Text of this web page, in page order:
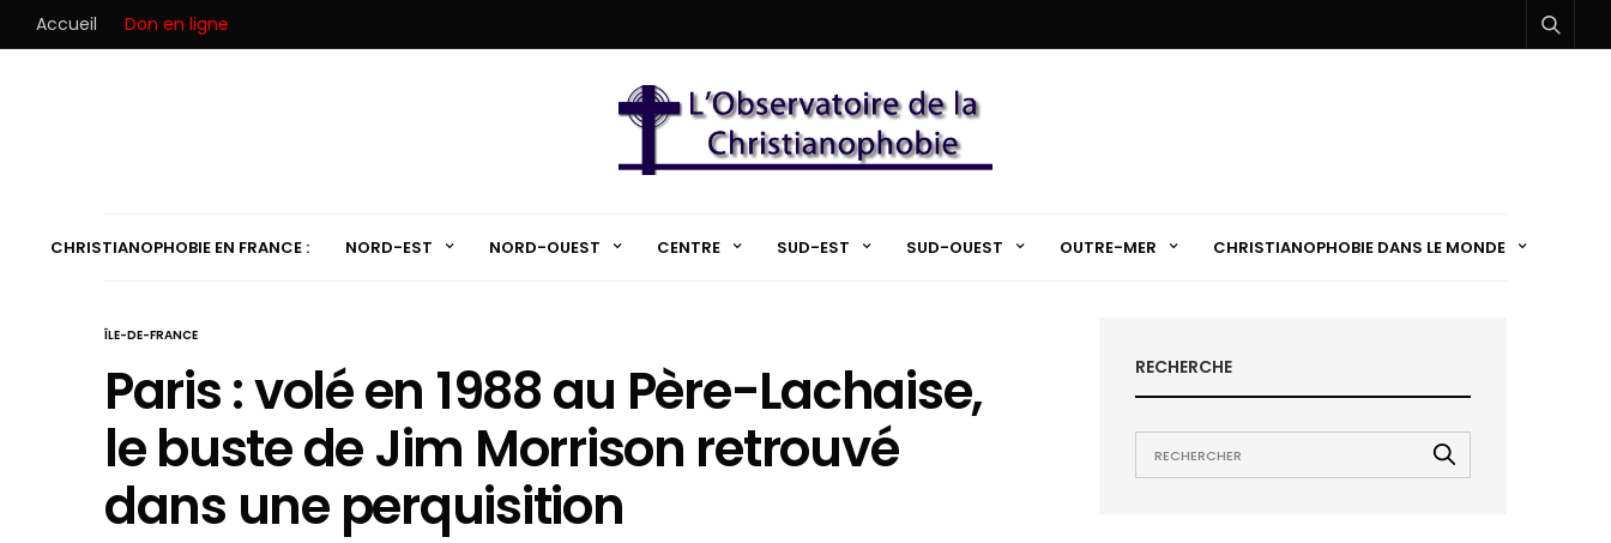
Accueil Don en ligne
CHRISTIANOPHOBIE EN FRANCE : NORD-EST NORD-OUEST CENTRE SUD-EST SUD-OUEST OUTRE-MER CHRISTIANOPHOBIE DANS LE MONDE
ÎLE-DE-FRANCE
Paris : volé en 1988 au Père-Lachaise,
le buste de Jim Morrison retrouvé
dans une perquisition
RECHERCHE